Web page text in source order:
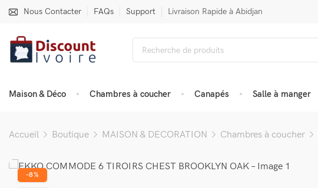
Nous Contacter FAQs Support Livraison Rapide à Abidjan
Maison & Déco Chambres à coucher Canapés Salle à manger
Accueil Boutique MAISON & DECORATION Chambres à coucher
-8%